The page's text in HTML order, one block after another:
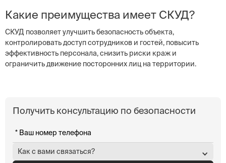
Какие преимущества имеет СКУД?
СКУД позволяет улучшить безопасность объекта,
контролировать доступ сотрудников и гостей, повысить
эффективность персонала, снизить риски краж и
ограничить движение посторонних лиц на территории.
Получить консультацию по безопасности
Как с вами связаться?